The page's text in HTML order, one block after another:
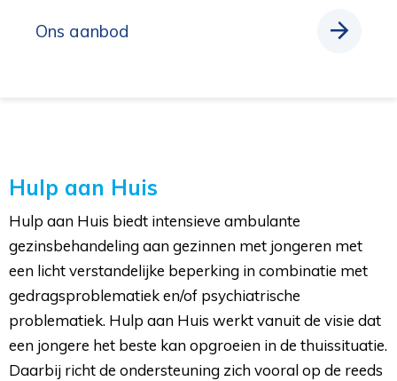
Ons aanbod
Hulp aan Huis
Hulp aan Huis biedt intensieve ambulante
gezinsbehandeling aan gezinnen met jongeren met
een licht verstandelijke beperking in combinatie met
gedragsproblematiek en/of psychiatrische
problematiek. Hulp aan Huis werkt vanuit de visie dat
een jongere het beste kan opgroeien in de thuissituatie.
Daarbij richt de ondersteuning zich vooral op de reeds